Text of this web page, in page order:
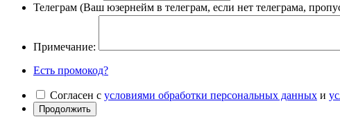
Телеграм (Ваш юзернейм в телеграм, если нет телеграма,
Примечание:
Есть промокод?
Согласен с условиями обработки персональных данных и